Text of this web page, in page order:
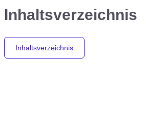
Inhaltsverzeichnis
Inhaltsverzeichnis